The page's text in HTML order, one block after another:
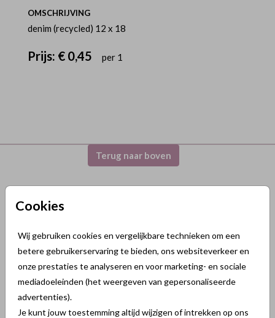
Cookies
Wij gebruiken cookies en vergelijkbare technieken om een
betere gebruikerservaring te bieden, ons websiteverkeer en
onze prestaties te analyseren en voor marketing- en sociale
mediadoeleinden (het weergeven van gepersonaliseerde
advertenties).
Je kunt jouw toestemming altijd wijzigen of intrekken op ons
OMSCHRIJVING
denim (recycled) 12 x 18
Prijs: € 0,45 per 1
Terug naar boven
GeluksKaartjes.nl
2401MM Alphen a/d Rijn
Nederland
BTW: NL863211185B01
088 3232 088